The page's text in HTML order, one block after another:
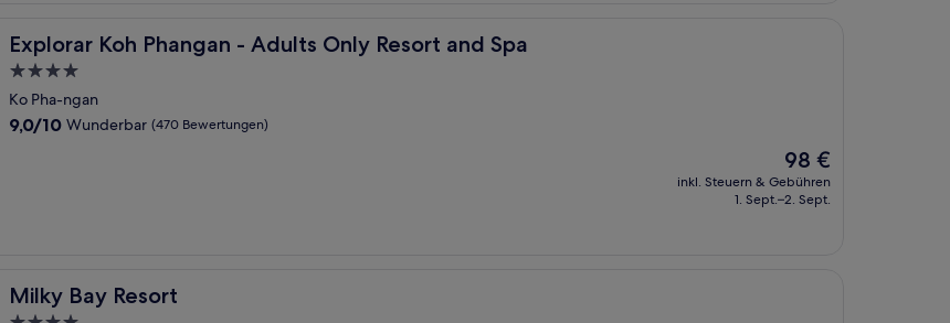
Explorar Koh Phangan - Adults Only Resort and Spa
Explorar Koh Phangan - Adults Only Resort and Spa
4.0-
Sterne-
Unterkunft
Ko Pha-ngan
9.0
9,0/10 Wunderbar (470 Bewertungen)
Der
Preis
beträgt
98 €
inkl. Steuern & Gebühren
1. Sept.–2. Sept.
Milky Bay Resort
Milky Bay Resort